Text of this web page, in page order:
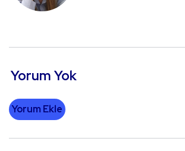
Yorum Yok
Yorum Ekle